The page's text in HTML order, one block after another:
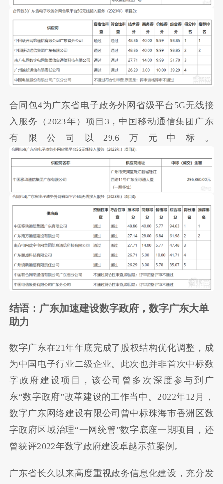
合同包4为广东省电子政务外网省级平台5G无线接
入服务（2023年）项目3，中国移动通信集团广东
有限公司以29.6万元中标。
结语：广东加速建设数字政府，数字广东大单
助力
数字广东在21年年底完成了股权结构优化调整，成
为中国电子行业二级企业。此次也并非首次中标数
字政府建设项目，该公司曾多次深度参与到广
东“数字政府”改革建设的工作当中。2022年12月，
数字广东网络建设有限公司曾中标珠海市香洲区数
字政府区域治理“一网统管”数字底座一期项目，还
曾获评2022年数字政府建设卓越示范案例。
广东省长久以来高度重视政务信息化建设，充分发